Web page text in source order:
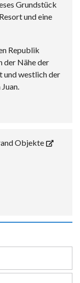
Grundstück
und eine
Republik
der Nähe der
und westlich der
Objekte